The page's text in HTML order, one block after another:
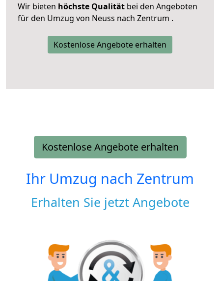
Wir bieten höchste Qualität bei den Angeboten
für den Umzug von Neuss nach Zentrum .
Kostenlose Angebote erhalten
Kostenlose Angebote erhalten
Ihr Umzug nach Zentrum
Erhalten Sie jetzt Angebote